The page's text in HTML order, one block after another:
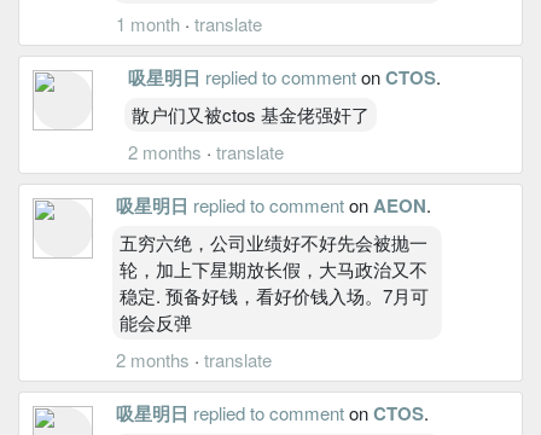
1 month · translate
吸星明日 replied to commentonCTOS.
散户们又被ctos 基金佬强奸了
2 months · translate
吸星明日 replied to commentonAEON.
五穷六绝，公司业绩好不好先会被抛一
轮，加上下星期放长假，大马政治又不
稳定. 预备好钱，看好价钱入场。7月可
能会反弹
2 months · translate
吸星明日 replied to commentonCTOS.